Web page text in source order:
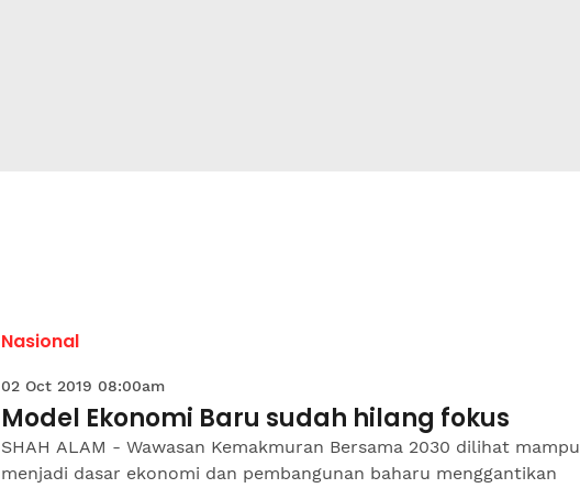
Nasional
02 Oct 2019 08:00am
Model Ekonomi Baru sudah hilang fokus
SHAH ALAM - Wawasan Kemakmuran Bersama 2030 dilihat mampu
menjadi dasar ekonomi dan pembangunan baharu menggantikan